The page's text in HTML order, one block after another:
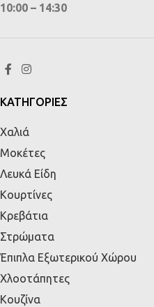
10:00 – 14:30
ΚΑΤΗΓΟΡΙΕΣ
Χαλιά
Μοκέτες
Λευκά Είδη
Κουρτίνες
Κρεβάτια
Στρώματα
Έπιπλα Εξωτερικού Χώρου
Χλοοτάπητες
Κουζίνα